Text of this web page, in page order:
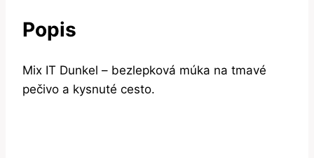
Popis
Mix IT Dunkel – bezlepková múka na tmavé
pečivo a kysnuté cesto.